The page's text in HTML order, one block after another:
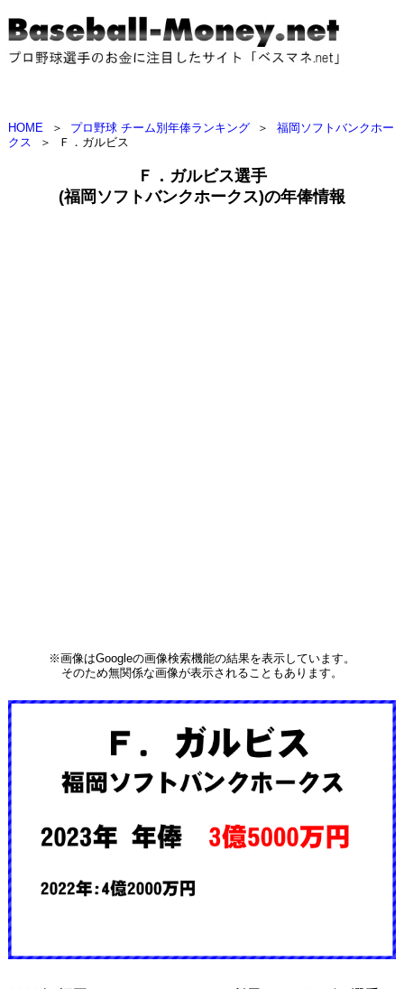
HOME ＞ プロ野球 チーム別年俸ランキング ＞
福岡ソフトバンクホー
クス
＞ Ｆ．ガルビス
Ｆ．ガルビス選手
(福岡ソフトバンクホークス)の年俸情報
※画像はGoogleの画像検索機能の結果を表示しています。
そのため無関係な画像が表示されることもあります。